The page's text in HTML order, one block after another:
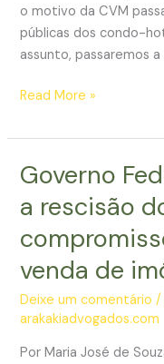
o motivo da CVM
públicas dos condo-
assunto, passaremos
A
e
condo-
hotéis
Read More »
Governo
a rescisão
venda de
Deixe um comentário
arakakiadvogados.com
Por Maria José de